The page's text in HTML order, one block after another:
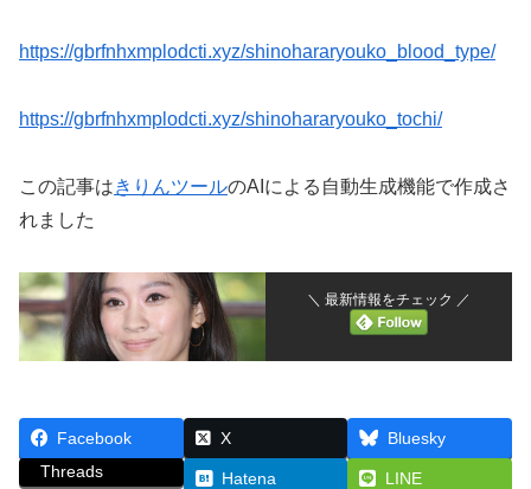
https://gbrfnhxmplodcti.xyz/shinohararyouko_blood_type/
https://gbrfnhxmplodcti.xyz/shinohararyouko_tochi/
この記事はきりんツールのAIによる自動生成機能で作成さ
れました
＼ 最新情報をチェック ／
Facebook X
Bluesky
Threads
Hatena LINE